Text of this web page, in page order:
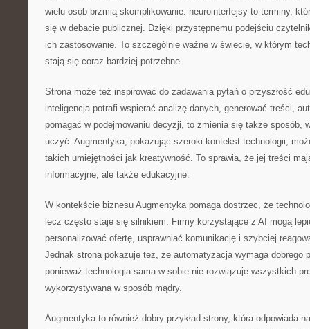
wielu osób brzmią skomplikowanie. neurointerfejsy to terminy,
się w debacie publicznej. Dzięki przystępnemu podejściu
ich zastosowanie. To szczególnie ważne w świecie, w którym
stają się coraz bardziej potrzebne.
Strona może też inspirować do zadawania pytań o przyszłość
inteligencja potrafi wspierać analizę danych, generować treści,
pomagać w podejmowaniu decyzji, to zmienia się także sposób,
uczyć. Augmentyka, pokazując szeroki kontekst technologii,
takich umiejętności jak kreatywność. To sprawia, że jej treści
informacyjne, ale także edukacyjne.
W kontekście biznesu Augmentyka pomaga dostrzec, że
lecz często staje się silnikiem. Firmy korzystające z AI mogą
personalizować ofertę, usprawniać komunikację i szybciej
Jednak strona pokazuje też, że automatyzacja wymaga dobrego
ponieważ technologia sama w sobie nie rozwiązuje wszystkich
wykorzystywana w sposób mądry.
Augmentyka to również dobry przykład strony, która odpowiada